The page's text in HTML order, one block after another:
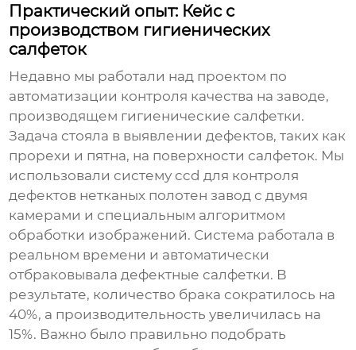
Практический опыт: Кейс с
производством гигиенических
салфеток
Недавно мы работали над проектом по
автоматизации контроля качества на заводе,
производящем гигиенические салфетки.
Задача стояла в выявлении дефектов, таких как
прорехи и пятна, на поверхности салфеток. Мы
использовали системуccd для контроля
дефектов нетканых полотен завод с двумя
камерами и специальным алгоритмом
обработки изображений. Система работала в
реальном времени и автоматически
отбраковывала дефектные салфетки. В
результате, количество брака сократилось на
40%, а производительность увеличилась на
15%. Важно было правильно подобрать